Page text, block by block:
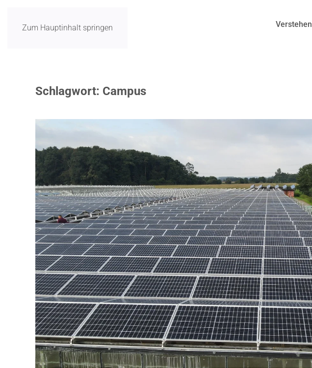
Zum Hauptinhalt springen Verstehen
Schlagwort: Campus